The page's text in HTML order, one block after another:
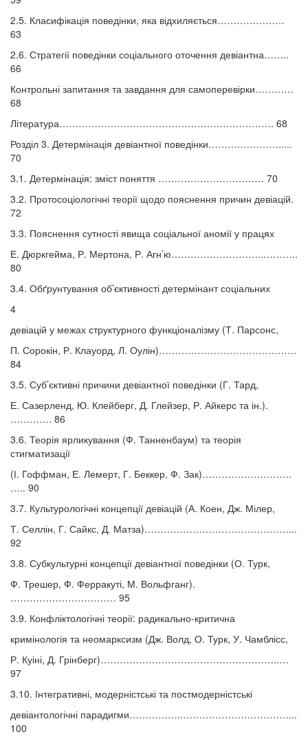
2.5. Класифікація поведінки, яка відхиляється…………………
63
2.6. Стратегії поведінки соціального оточення девіантна……..
66
Контрольні запитання та завдання для самоперевірки…………
68
Література…………………………………………………………. 68
Розділ 3. Детермінація девіантної поведінки……….………….....
70
3.1. Детермінація: зміст поняття …………………………… 70
3.2. Протосоціологічні теорії щодо пояснення причин девіацій.
72
3.3. Пояснення сутності явища соціальної аномії у працях
Е. Дюркгейма, Р. Мертона, Р. Агн’ю………………………..………..
80
3.4. Обґрунтування об’єктивності детермінант соціальних
4
девіацій у межах структурного функціоналізму (Т. Парсонс,
П. Сорокін, Р. Клауорд, Л. Оулін)…………………………………….
84
3.5. Суб’єктивні причини девіантної поведінки (Г. Тард,
Е. Сазерленд, Ю. Клейберг, Д. Глейзер, Р. Айкерс та ін.).
…………. 86
3.6. Теорія ярликування (Ф. Танненбаум) та теорія
стигматизації
(І. Гоффман, Е. Лемерт, Г. Беккер, Ф. Зак)……………………….
….. 90
3.7. Культурологічні концепції девіацій (А. Коен, Дж. Мілер,
Т. Селлін, Г. Сайкс, Д. Матза)………………………………………...
92
3.8. Субкультурні концепції девіантної поведінки (О. Турк,
Ф. Трешер, Ф. Ферракуті, М. Вольфганг).
…………………………… 95
3.9. Конфліктологічні теорії: радикально-критична
кримінологія та неомарксизм (Дж. Волд, О. Турк, У. Чамблісс,
Р. Куіні, Д. Грінберг)………………………………………………..…
97
3.10. Інтегративні, модерністські та постмодерністські
девіантологічні парадигми……………..……………………………...
100